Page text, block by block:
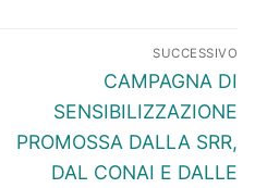
SUCCESSIVO
Articolo
successivo:
CAMPAGNA DI
SENSIBILIZZAZIONE
PROMOSSA DALLA SRR,
DAL CONAI E DALLE